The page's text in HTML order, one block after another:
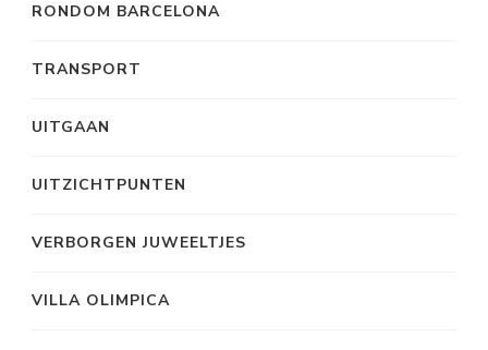
RONDOM BARCELONA
TRANSPORT
UITGAAN
UITZICHTPUNTEN
VERBORGEN JUWEELTJES
VILLA OLIMPICA